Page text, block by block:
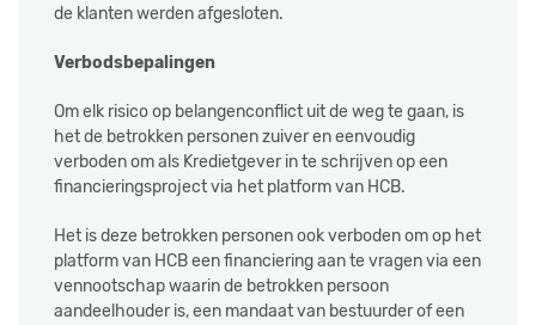
de klanten werden afgesloten.
Verbodsbepalingen
Om elk risico op belangenconflict uit de weg te gaan, is
het de betrokken personen zuiver en eenvoudig
verboden om als Kredietgever in te schrijven op een
financieringsproject via het platform van HCB.
Het is deze betrokken personen ook verboden om op het
platform van HCB een financiering aan te vragen via een
vennootschap waarin de betrokken persoon
aandeelhouder is, een mandaat van bestuurder of een